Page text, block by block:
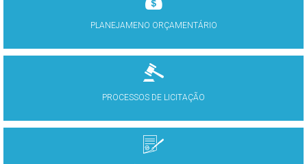
PLANEJAMENO ORÇAMENTÁRIO
PROCESSOS DE LICITAÇÃO